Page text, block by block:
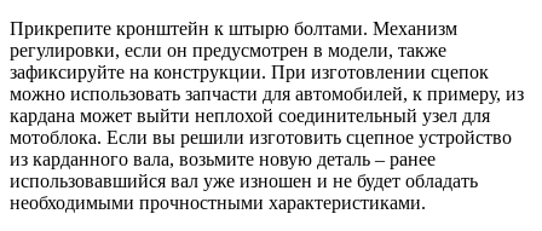
Прикрепите кронштейн к штырю болтами. Механизм
регулировки, если он предусмотрен в модели, также
зафиксируйте на конструкции. При изготовлении сцепок
можно использовать запчасти для автомобилей, к примеру, из
кардана может выйти неплохой соединительный узел для
мотоблока. Если вы решили изготовить сцепное устройство
из карданного вала, возьмите новую деталь – ранее
использовавшийся вал уже изношен и не будет обладать
необходимыми прочностными характеристиками.